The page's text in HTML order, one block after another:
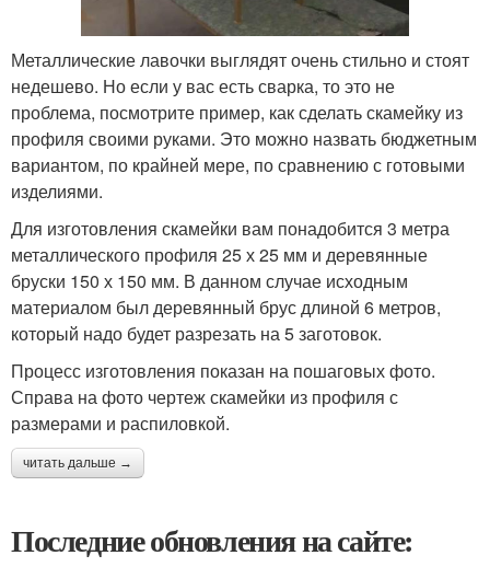
Металлические лавочки выглядят очень стильно и стоят
недешево. Но если у вас есть сварка, то это не
проблема, посмотрите пример, как сделать скамейку из
профиля своими руками. Это можно назвать бюджетным
вариантом, по крайней мере, по сравнению с готовыми
изделиями.
Для изготовления скамейки вам понадобится 3 метра
металлического профиля 25 х 25 мм и деревянные
бруски 150 х 150 мм. В данном случае исходным
материалом был деревянный брус длиной 6 метров,
который надо будет разрезать на 5 заготовок.
Процесс изготовления показан на пошаговых фото.
Справа на фото чертеж скамейки из профиля с
размерами и распиловкой.
читать дальше →
Последние обновления на сайте: